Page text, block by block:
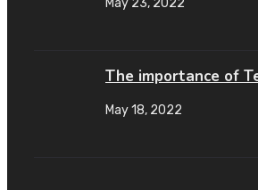
May 23, 2022
The importance of
May 18, 2022